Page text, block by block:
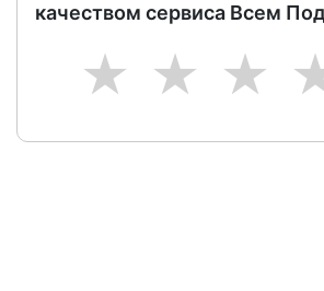
качеством сервиса Всем
4
3
2
1